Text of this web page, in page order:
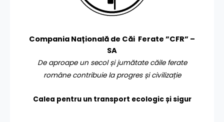
Compania Națională de Căi Ferate ”CFR” –
SA
De aproape un secol și jumătate căile ferate
române contribuie la progres și civilizație
Calea pentru un transport ecologic și sigur